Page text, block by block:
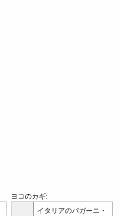
ヨコのカギ:
イタリアのパガーニ・